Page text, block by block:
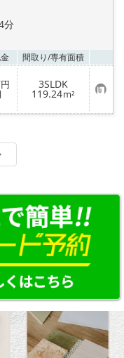
分
間取り/専有面積
3SLDK
119.24m² お
気
に